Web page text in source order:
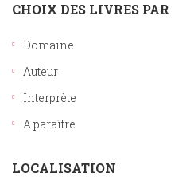
CHOIX DES LIVRES PAR
Domaine
Auteur
Interprète
A paraître
LOCALISATION